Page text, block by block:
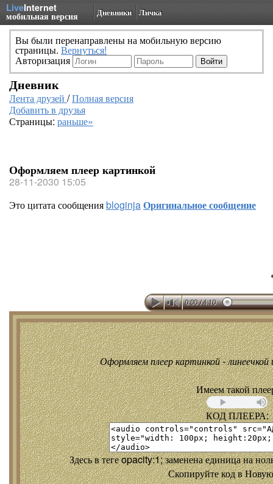
LiveInternet
мобильная версия Дневники Личка
Вы были перенаправлены на мобильную версию
страницы. Вернуться!
Авторизация
Дневник
Лента друзей /Полная версия
Добавить в друзья
Страницы: раньше»
Оформляем плеер картинкой
28-11-2030 15:05
Это цитата сообщенияbloginjaОригинальное сообщение
Оформляем плеер картинкой - линеечкой
Имеем такой
КОД ПЛЕЕРА:
Здесь в теге opacity:1; заменена единица на
Скопируйте код в